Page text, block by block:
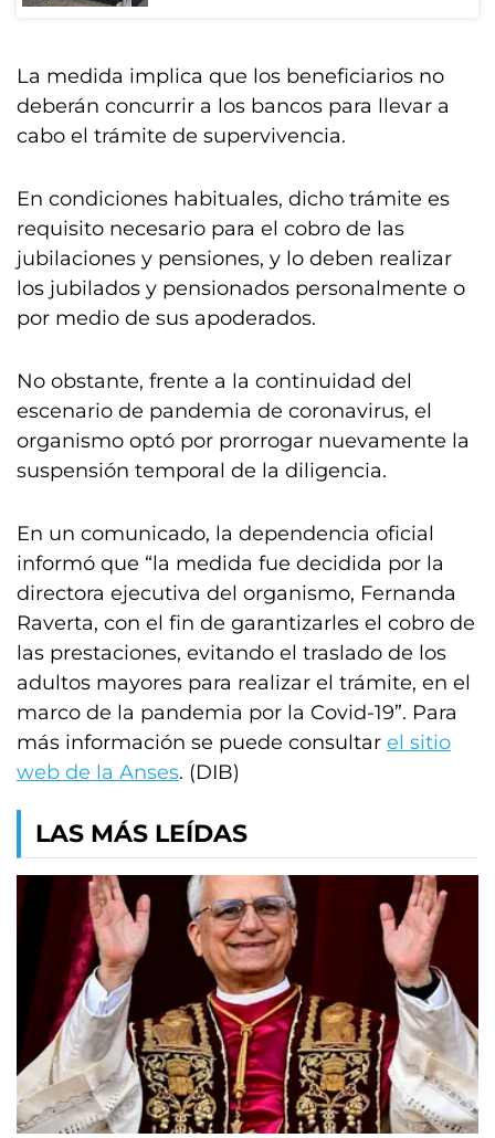
La medida implica que los beneficiarios no
deberán concurrir a los bancos para llevar a
cabo el trámite de supervivencia.
En condiciones habituales, dicho trámite es
requisito necesario para el cobro de las
jubilaciones y pensiones, y lo deben realizar
los jubilados y pensionados personalmente o
por medio de sus apoderados.
No obstante, frente a la continuidad del
escenario de pandemia de coronavirus, el
organismo optó por prorrogar nuevamente la
suspensión temporal de la diligencia.
En un comunicado, la dependencia oficial
informó que “la medida fue decidida por la
directora ejecutiva del organismo, Fernanda
Raverta, con el fin de garantizarles el cobro de
las prestaciones, evitando el traslado de los
adultos mayores para realizar el trámite, en el
marco de la pandemia por la Covid-19”. Para
más información se puede consultar el sitio
web de la Anses. (DIB)
LAS MÁS LEÍDAS